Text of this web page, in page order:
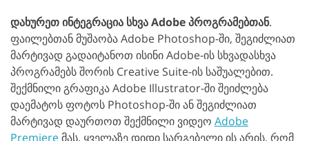
დახურეთ ინტეგრაცია სხვა Adobe პროგრამებთან.
ფაილებთან მუშაობა Adobe Photoshop-ში, შეგიძლიათ
მარტივად გადაიტანოთ ისინი Adobe-ის სხვადასხვა
პროგრამებს შორის Creative Suite-ის საშუალებით.
შექმნილი გრაფიკა Adobe Illustrator-ში შეიძლება
დაემატოს ფოტოს Photoshop-ში ან შეგიძლიათ
მარტივად დაურთოთ შექმნილი ვიდეო Adobe
Premiereმას. ყველაზე დიდი სარგებელი ის არის, რომ